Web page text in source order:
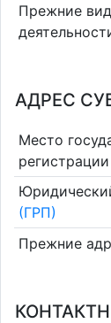
Прежние
АДРЕС
Место
регистрации
(ГРП)
Прежние